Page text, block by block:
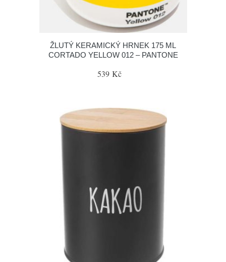
ŽLUTÝ KERAMICKÝ HRNEK 175 ML
CORTADO YELLOW 012 – PANTONE
539 Kč